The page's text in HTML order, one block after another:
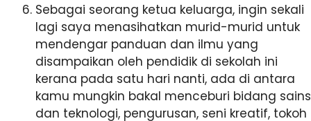
Sebagai seorang ketua keluarga, ingin sekali
lagi saya menasihatkan murid-murid untuk
mendengar panduan dan ilmu yang
disampaikan oleh pendidik di sekolah ini
kerana pada satu hari nanti, ada di antara
kamu mungkin bakal menceburi bidang sains
dan teknologi, pengurusan, seni kreatif, tokoh